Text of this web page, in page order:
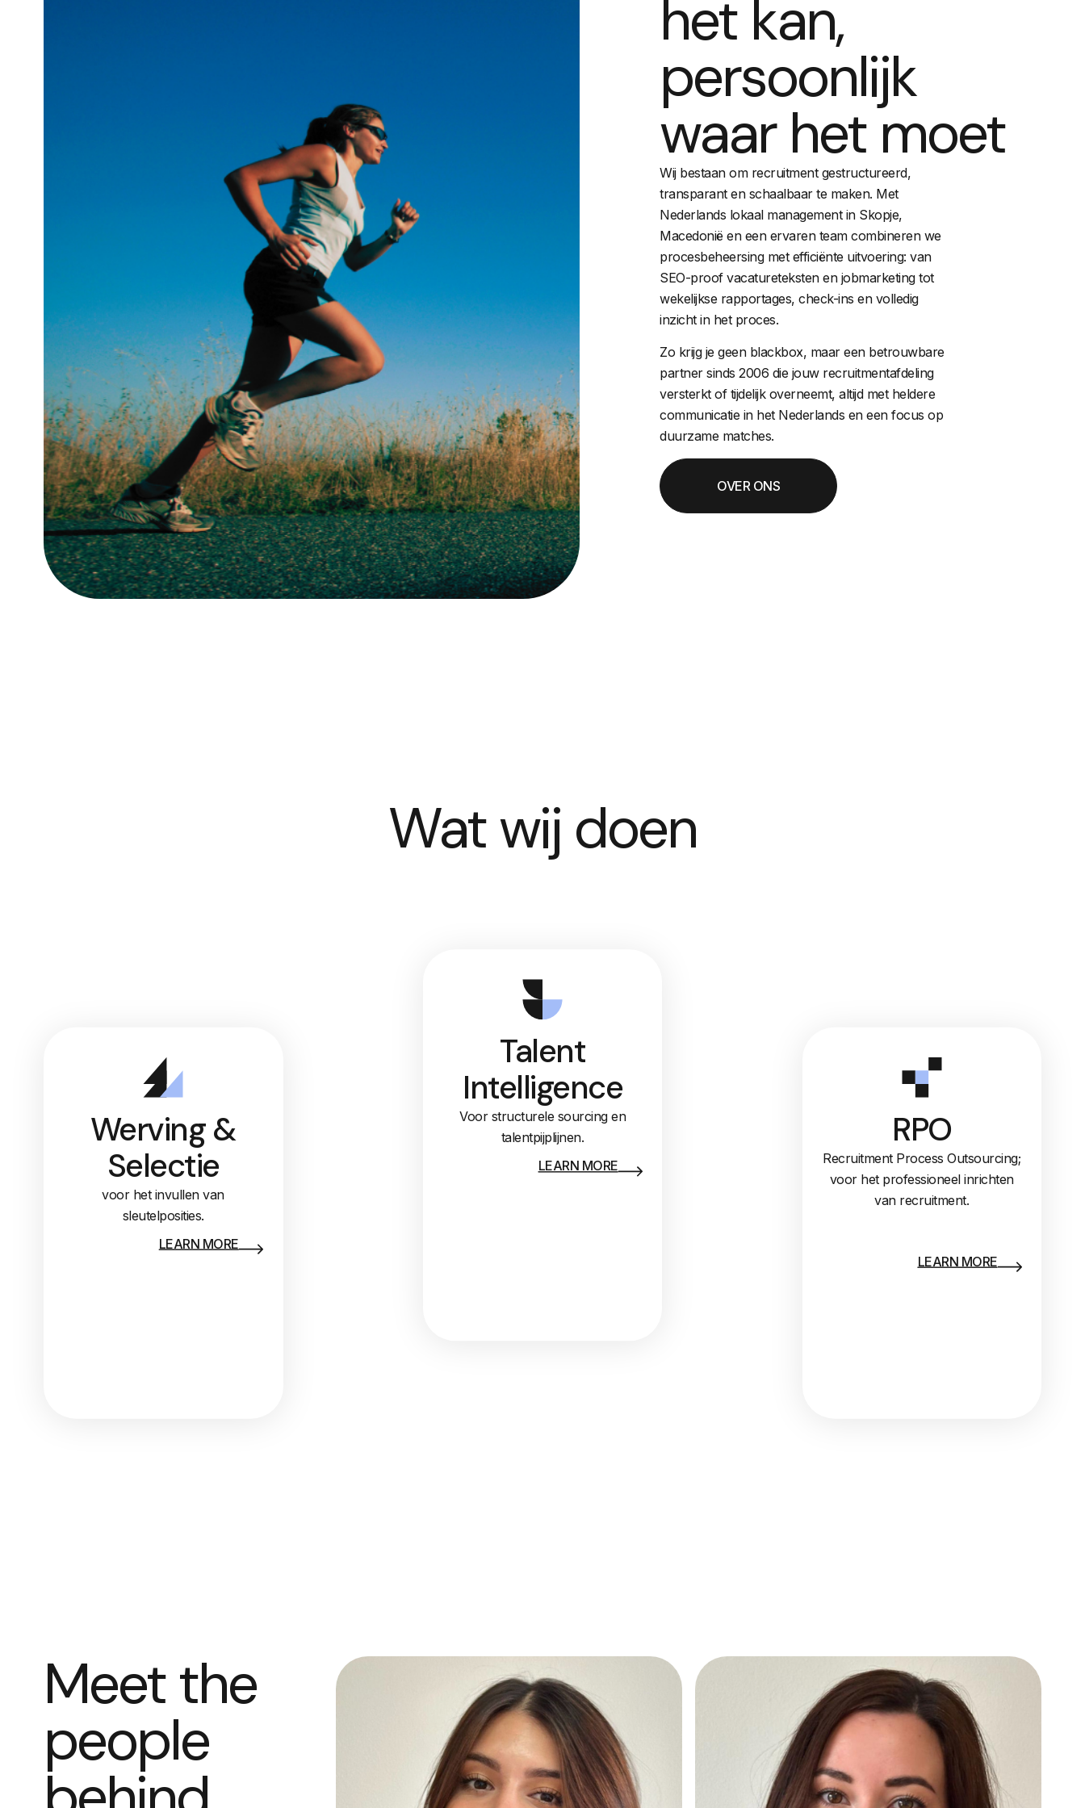
het kan,
persoonlijk
waar het moet
Wij bestaan om recruitment gestructureerd,
transparant en schaalbaar te maken. Met
Nederlands lokaal management in Skopje,
Macedonië en een ervaren team combineren we
procesbeheersing met efficiënte uitvoering: van
SEO-proof vacatureteksten en jobmarketing tot
wekelijkse rapportages, check-ins en volledig
inzicht in het proces.
Zo krijg je geen blackbox, maar een betrouwbare
partner sinds 2006 die jouw recruitmentafdeling
versterkt of tijdelijk overneemt, altijd met heldere
communicatie in het Nederlands en een focus op
duurzame matches.
OVER ONS
Wat wij doen
Werving &
Selectie
voor het invullen van
sleutelposities.
LEARN MORE
Talent
Intelligence
Voor structurele sourcing en
talentpijplijnen.
LEARN MORE
RPO
Recruitment Process Outsourcing;
voor het professioneel inrichten
van recruitment.
LEARN MORE
Meet the
people